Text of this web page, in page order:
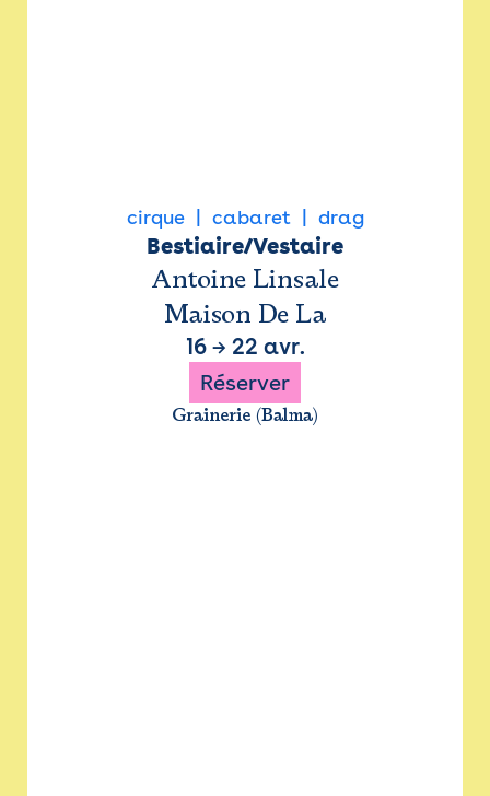
cirque cabaret drag
Bestiaire/Vestaire
Antoine Linsale
Maison De La
16→ 22 avr.
Réserver
Grainerie (Balma)